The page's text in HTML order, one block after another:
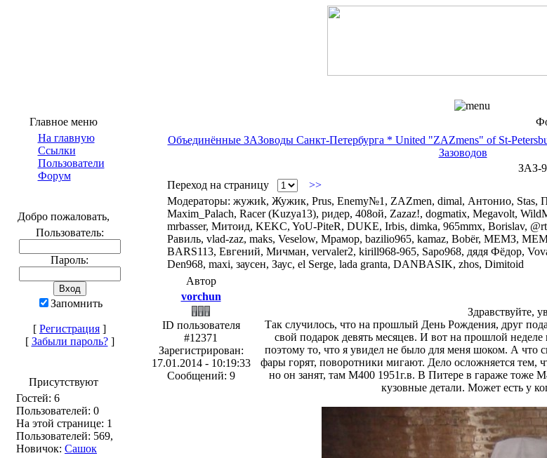
Главное меню
На главную
Ссылки
Пользователи
Форум
Добро пожаловать,
Пользователь:
Пароль:
Запомнить
[ Регистрация ]
[ Забыли пароль?]
Присутствуют
Гостей: 6
Пользователей: 0
На этой странице: 1
Пользователей: 569,
Новичок: Сашок
Объединённые ЗАЗоводы Санкт-Петербурга * United "ZAZmens" of St-
Зазоводов
ЗАЗ-
Переход на страницу
>>
Модераторы: жужиk, Жужик, Prus, Enemy№1, ZAZmen, dimal, Антонио, Stas,
Maxim_Palach, Racer (Kuzya13), ридер, 408ой, Zazaz!, dogmatix, Megavolt,
mrbasser, Митоид, KEKC, YoU-PiteR, DUKE, Irbis, dimka, 965mmx, Borislav,
Равиль, vlad-zaz, maks, Veselow, Мрамор, bazilio965, kamaz, Bоbёr, МЕМЗ,
BARS113, Евгений, Мичман, vervaler2, kirill968-965, Sapo968, дядя Фёдор,
Den968, maxi, заусен, Заус, el Serge, lada granta, DANBASIK, zhos, Dimitoid
Автор
vorchun
ID пользователя
#12371
Зарегистрирован:
17.01.2014 - 10:19:33
Сообщений: 9
Здравствуйте,
Так случилось, что на прошлый День Рождения, друг
свой подарок девять месяцев. И вот на прошлой неделе
поэтому то, что я увидел не было для меня шоком. А что
фары горят, поворотники мигают. Дело осложняется тем,
но он занят, там М400 1951г.в. В Питере в гараже тоже
кузовные детали. Может есть у